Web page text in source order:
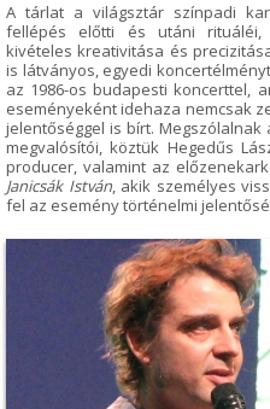
A tárlat a világsztár színpadi
fellépés előtti és utáni rituáléi,
kivételes kreativitása és
is látványos, egyedi
az 1986-os budapesti koncerttel,
eseményeként idehaza nemcsak
jelentőséggel is bírt.
megvalósítói, köztük Hegedűs
producer, valamint az
Janicsák István, akik személyes
fel az esemény történelmi